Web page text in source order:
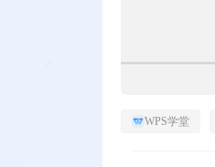
WPS学堂